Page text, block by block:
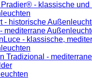
Pradier® - klassische und
- historische
mediterrane
- klassische,
Tradizional -